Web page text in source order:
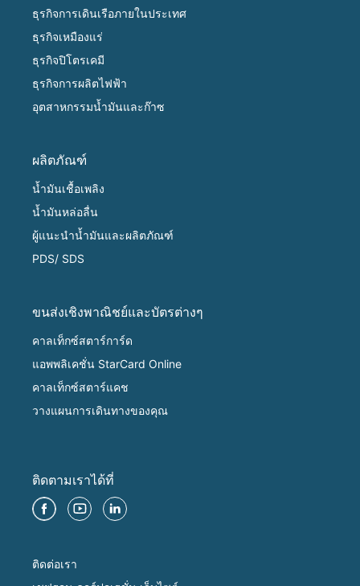
ธุรกิจการเดินเรือภายในประเทศ
ธุรกิจเหมืองแร่
ธุรกิจปิโตรเคมี
ธุรกิจการผลิตไฟฟ้า
อุตสาหกรรมน้ำมันและก๊าซ
ผลิตภัณฑ์
น้ำมันเชื้อเพลิง
น้ำมันหล่อลื่น
ผู้แนะนำน้ำมันและผลิตภัณฑ์
PDS/ SDS
ขนส่งเชิงพาณิชย์และบัตรต่างๆ
คาลเท็กซ์สตาร์การ์ด
แอพพลิเคชั่น StarCard Online
คาลเท็กซ์สตาร์แคช
วางแผนการเดินทางของคุณ
ติดตามเราได้ที่
ติดต่อเรา